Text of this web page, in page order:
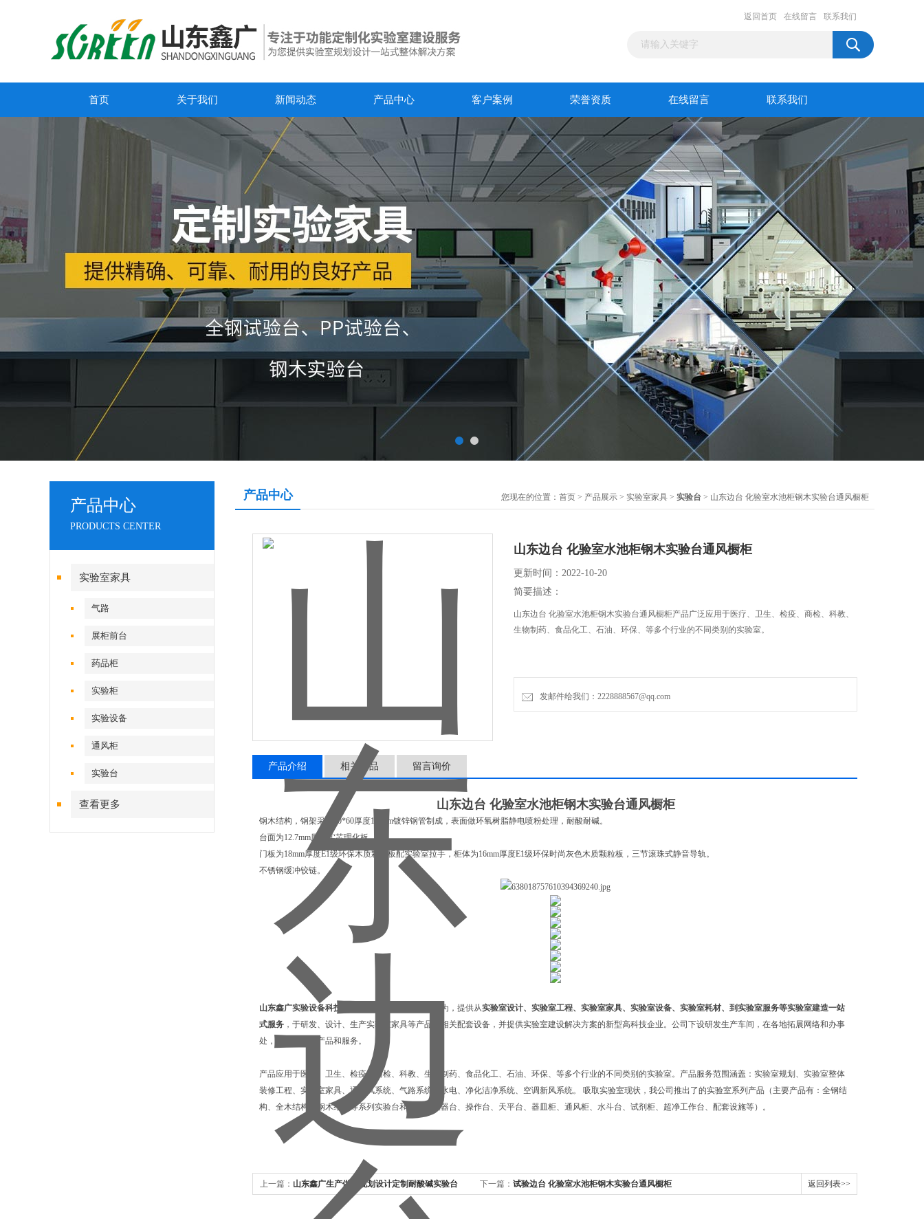
返回首页 在线留言 联系我们
首页 关于我们 新闻动态 产品中心 客户案例 荣誉资质 在线留言 联系我们
产品中心
PRODUCTS CENTER
实验室家具
气路
展柜前台
药品柜
实验柜
实验设备
通风柜
实验台
查看更多
产品中心 您现在的位置： 首页 > 产品展示 > 实验室家具 > 实验台 > 山东边台 化验室水池柜钢木实验台通风橱柜
山东边台 化验室水池柜钢木实验台通风橱柜
更新时间：2022-10-20
简要描述：
山东边台 化验室水池柜钢木实验台通风橱柜产品广泛应用于医疗、卫生、检疫、商检、科教、
生物制药、食品化工、石油、环保、等多个行业的不同类别的实验室。
发邮件给我们：2228888567@qq.com
产品介绍 相关产品 留言询价
山东边台 化验室水池柜钢木实验台通风橱柜
钢木结构，钢架采用40*60厚度1.5mm镀锌钢管制成，表面做环氧树脂静电喷粉处理，耐酸耐碱。
台面为12.7mm厚度实芯理化板。
门板为18mm厚度E1级环保木质颗粒板配实验室拉手，柜体为16mm厚度E1级环保时尚灰色木质颗粒板，三节滚珠式静音导轨。
不锈钢缓冲铰链。
山东鑫广实验设备科技有限公司 成立于2007年，作为，提供从实验室设计、实验室工程、实验室家具、实验室设备、实验室耗材、到实验室服务等实验室建造一站
式服务 ，于研发、设计、生产实验室家具等产品及相关配套设备，并提供实验室建设解决方案的新型高科技企业。公司下设研发生产车间，在各地拓展网络和办事
处，为客户提供产品和服务。
产品应用于医疗、卫生、检疫、商检、科教、生物制药、食品化工、石油、环保、等多个行业的不同类别的实验室。产品服务范围涵盖：实验室规划、实验室整体
装修工程、实验室家具、通排风系统、气路系统、水电、净化洁净系统、空调新风系统。 吸取实验室现状，我公司推出了的实验室系列产品（主要产品有：全钢结
构、全木结构、钢木结构等系列实验台和边台及仪器台、操作台、天平台、器皿柜、通风柜、水斗台、试剂柜、超净工作台、配套设施等）。
上一篇： 山东鑫广生产供应规划设计定制耐酸碱实验台 下一篇： 试验边台 化验室水池柜钢木实验台通风橱柜 返回列表>>